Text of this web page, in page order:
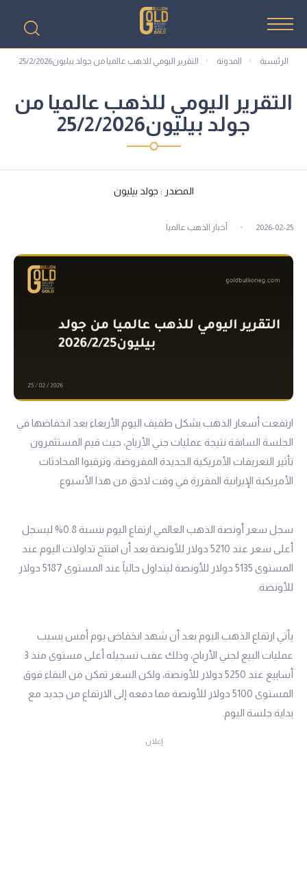
الرئيسية المدونة التقرير اليومي للذهب عالميا من جولد بيليون25/2/2026
التقرير اليومي للذهب عالميا من
جولد بيليون25/2/2026
المصدر : جولد بيليون
2026-02-25 أخبار الذهب عالميا
ارتفعت أسعار الذهب بشكل طفيف اليوم الأربعاء بعد انخفاضها في
الجلسة السابقة نتيجة عمليات جني الأرباح، حيث قيم المستثمرون
تأثير التعريفات الأمريكية الجديدة المفروضة، وترقبوا المحادثات
الأمريكية الإيرانية المقررة في وقت لاحق من هذا الأسبوع.
سجل سعر أونصة الذهب العالمي ارتفاع اليوم بنسبة 0.8% ليسجل
أعلى سعر عند 5210 دولار للأونصة بعد أن افتتح تداولات اليوم عند
المستوى 5135 دولار للأونصة ليتداول حالياً عند المستوى 5187 دولار
للأونصة.
يأتي ارتفاع الذهب اليوم بعد أن شهد انخفاض يوم أمس بسبب
عمليات البيع لجني الأرباح، وذلك عقب تسجيله أعلى مستوى منذ 3
أسابيع عند 5250 دولار للأونصة، ولكن السعر تمكن من البقاء فوق
المستوى 5100 دولار للأونصة مما دفعه إلى الارتفاع من جديد مع
بداية جلسة اليوم.
إعلان